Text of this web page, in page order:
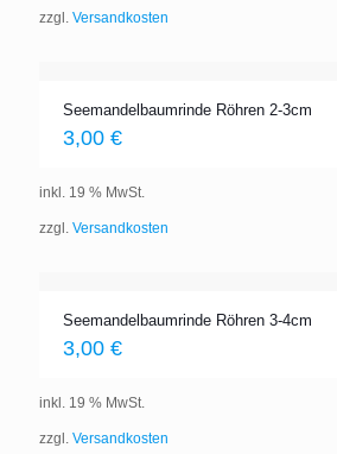
zzgl. Versandkosten
Seemandelbaumrinde Röhren 2-3cm
3,00 €
inkl. 19 % MwSt.
zzgl. Versandkosten
Seemandelbaumrinde Röhren 3-4cm
3,00 €
inkl. 19 % MwSt.
zzgl. Versandkosten